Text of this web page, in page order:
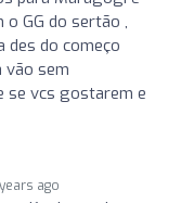
GG do sertão ,
des do começo
sem
se vcs gostarem e
ago